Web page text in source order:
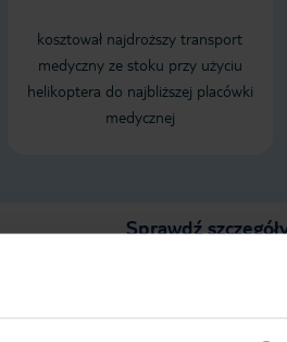
kosztował najdroższy transport
medyczny ze stoku przy użyciu
helikoptera do najbliższej placówki
medycznej
Sprawdź